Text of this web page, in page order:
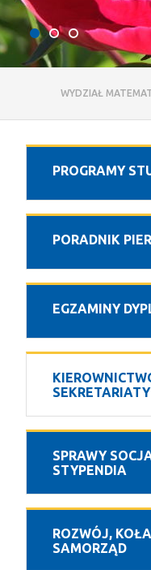
WYDZIAŁ
PROGRAMY
PORADNIK
EGZAMINY
SPRAWY
STYPENDIA
ROZWÓJ,
SAMORZĄD